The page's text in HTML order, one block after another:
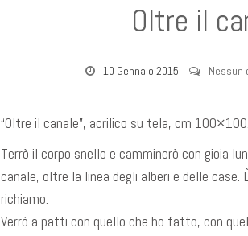
Oltre il
10 Gennaio 2015 Nessun
“Oltre il canale”, acrilico su tela, cm
Terrò il corpo snello e camminerò con gioia
canale, oltre la linea degli alberi e delle case.
richiamo.
Verrò a patti con quello che ho fatto, con